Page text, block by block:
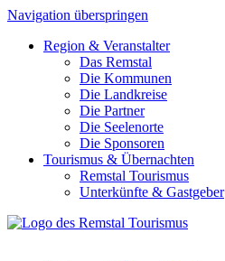
Navigation überspringen
Region & Veranstalter
Das Remstal
Die Kommunen
Die Landkreise
Die Partner
Die Seelenorte
Die Sponsoren
Tourismus & Übernachten
Remstal Tourismus
Unterkünfte & Gastgeber